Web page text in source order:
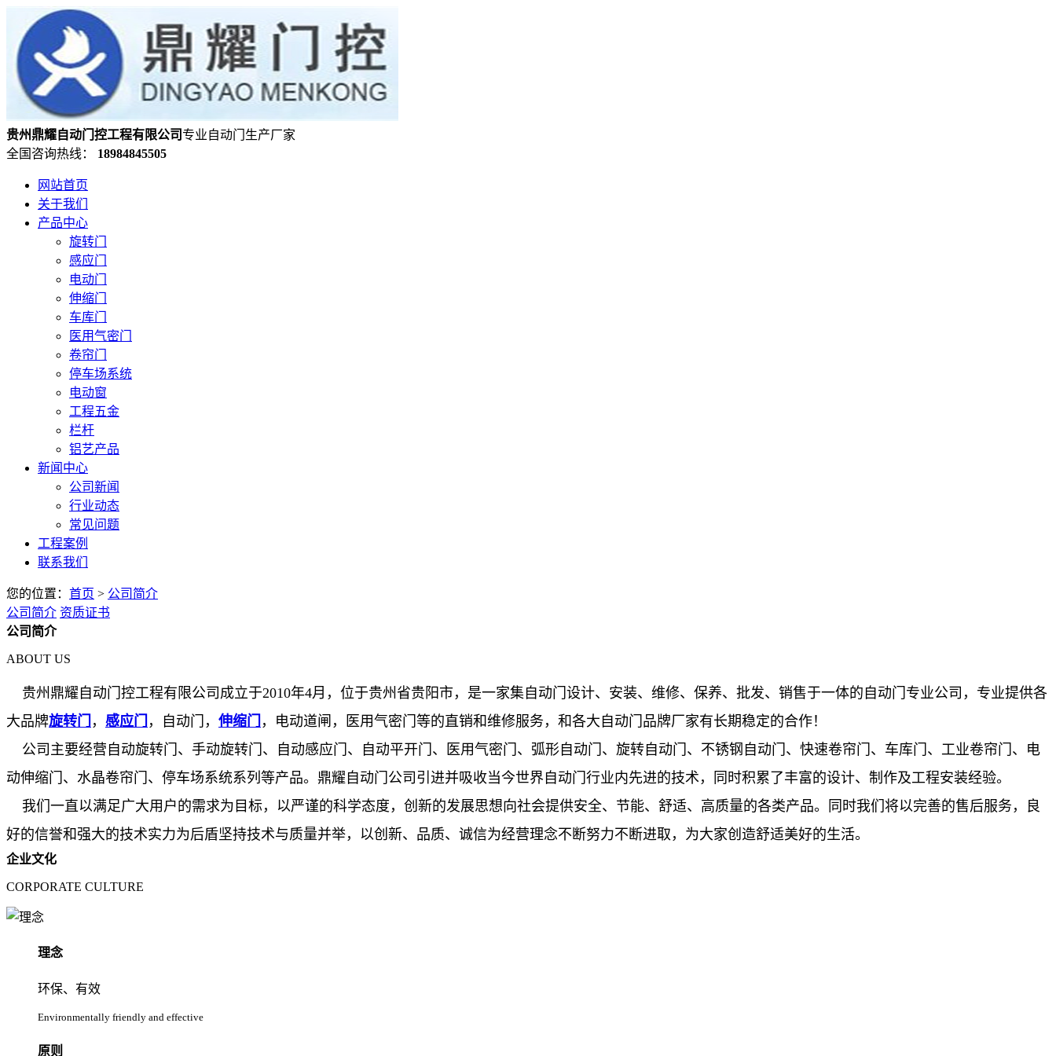
贵州鼎耀自动门控工程有限公司专业自动门生产厂家
全国咨询热线：
18984845505
网站首页
关于我们
产品中心
旋转门
感应门
电动门
伸缩门
车库门
医用气密门
卷帘门
停车场系统
电动窗
工程五金
栏杆
铝艺产品
新闻中心
公司新闻
行业动态
常见问题
工程案例
联系我们
您的位置： 首页 > 公司简介
公司简介 资质证书
公司简介
ABOUT US
贵州鼎耀自动门控工程有限公司成立于2010年4月，位于贵州省贵阳市，是一家集自动门设计、安装、维修、保养、批发、销售于一体的自动门专业公司，专业提供各
大品牌旋转门 ， 感应门 ，自动门， 伸缩门
，电动道闸，医用气密门等的直销和维修服务，和各大自动门品牌厂家有长期稳定的合作！
公司主要经营自动旋转门、手动旋转门、自动感应门、自动平开门、医用气密门、弧形自动门、旋转自动门、不锈钢自动门、快速卷帘门、车库门、工业卷帘门、电
动伸缩门、水晶卷帘门、停车场系统系列等产品。鼎耀自动门公司引进并吸收当今世界自动门行业内先进的技术，同时积累了丰富的设计、制作及工程安装经验。
我们一直以满足广大用户的需求为目标，以严谨的科学态度，创新的发展思想向社会提供安全、节能、舒适、高质量的各类产品。同时我们将以完善的售后服务，良
好的信誉和强大的技术实力为后盾坚持技术与质量并举，以创新、品质、诚信为经营理念不断努力不断进取，为大家创造舒适美好的生活。
企业文化
CORPORATE CULTURE
理念
环保、有效
Environmentally friendly and effective
原则